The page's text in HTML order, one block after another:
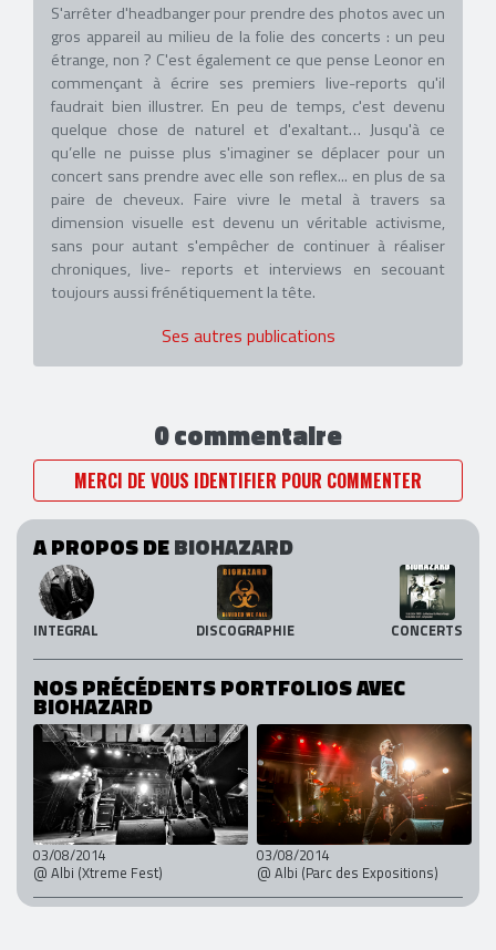
S'arrêter d'headbanger pour prendre des photos avec un
gros appareil au milieu de la folie des concerts : un peu
étrange, non ? C'est également ce que pense Leonor en
commençant à écrire ses premiers live-reports qu'il
faudrait bien illustrer. En peu de temps, c'est devenu
quelque chose de naturel et d'exaltant… Jusqu'à ce
qu’elle ne puisse plus s'imaginer se déplacer pour un
concert sans prendre avec elle son reflex... en plus de sa
paire de cheveux. Faire vivre le metal à travers sa
dimension visuelle est devenu un véritable activisme,
sans pour autant s'empêcher de continuer à réaliser
chroniques, live- reports et interviews en secouant
toujours aussi frénétiquement la tête.
Ses autres publications
0 commentaire
MERCI DE VOUS IDENTIFIER POUR COMMENTER
A PROPOS DEBIOHAZARD
INTEGRAL DISCOGRAPHIE CONCERTS
NOS PRÉCÉDENTS PORTFOLIOS AVEC
BIOHAZARD
03/08/2014
@ Albi (Xtreme Fest)
03/08/2014
@ Albi (Parc des Expositions)